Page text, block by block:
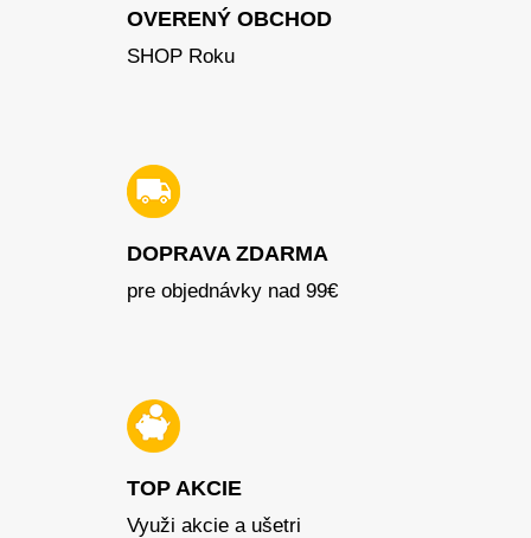
OVERENÝ OBCHOD
SHOP Roku
DOPRAVA ZDARMA
pre objednávky nad 99€
TOP AKCIE
Využi akcie a ušetri